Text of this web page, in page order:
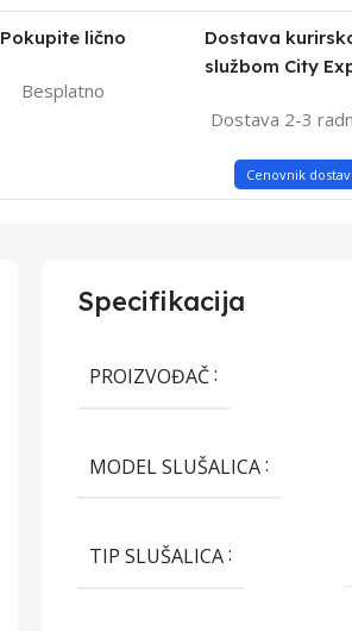
Pokupite lično
Besplatno
Dostava
službom City
Dostava 2-3
Cenovnik
Specifikacija
PROIZVOĐAČ
MODEL SLUŠALICA
TIP SLUŠALICA